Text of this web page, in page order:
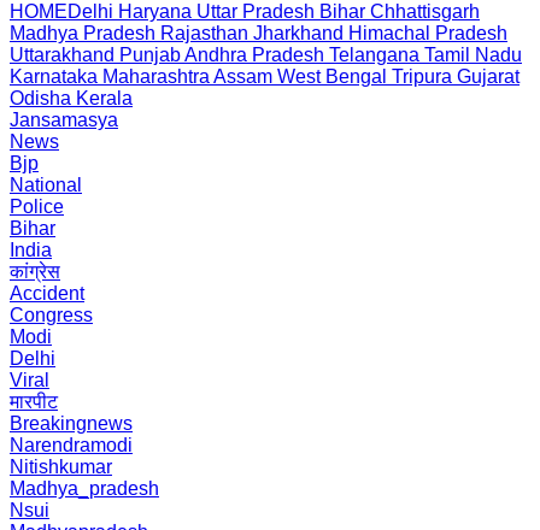
HOMEDelhi Haryana Uttar Pradesh Bihar Chhattisgarh
Madhya Pradesh Rajasthan Jharkhand Himachal Pradesh
Uttarakhand PunjabAndhra Pradesh Telangana Tamil Nadu
Karnataka Maharashtra Assam West Bengal Tripura Gujarat
Odisha Kerala
Jansamasya
News
Bjp
National
Police
Bihar
India
कांग्रेस
Accident
Congress
Modi
Delhi
Viral
मारपीट
Breakingnews
Narendramodi
Nitishkumar
Madhya_pradesh
Nsui